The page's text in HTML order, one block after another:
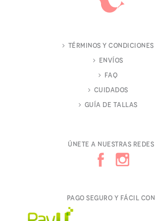
Términos y Condiciones
Envíos
FAQ
Cuidados
Guía de Tallas
Únete a nuestras redes
Pago seguro y fácil con